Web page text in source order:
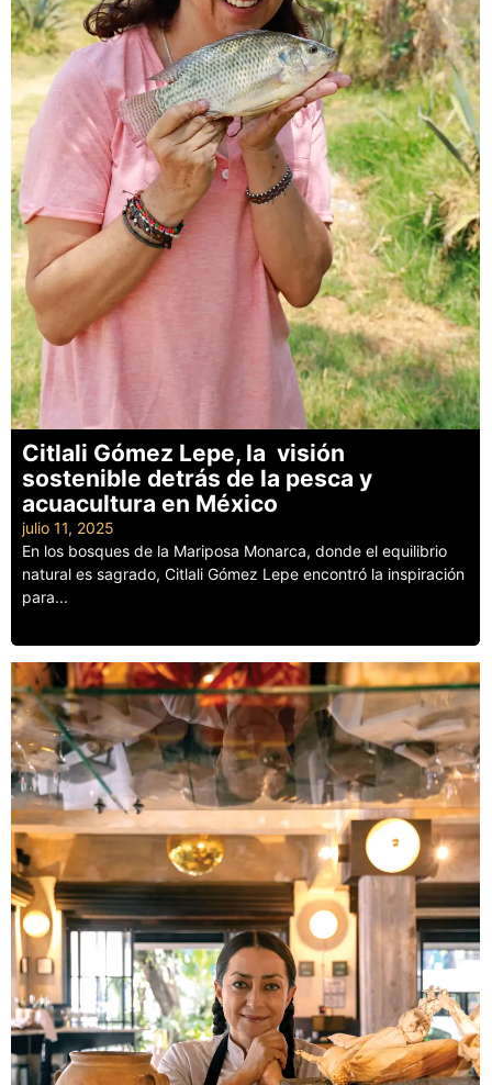
Citlali Gómez Lepe, la visión
sostenible detrás de la pesca y
acuacultura en México
julio 11, 2025
En los bosques de la Mariposa Monarca, donde el equilibrio
natural es sagrado, Citlali Gómez Lepe encontró la inspiración
para...